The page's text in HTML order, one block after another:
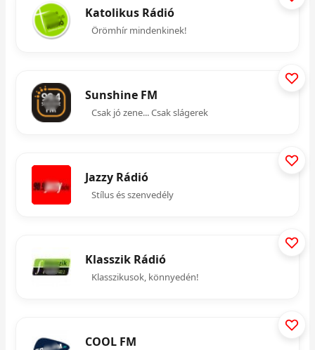
Katolikus Rádió
Örömhír mindenkinek!
Sunshine FM
Csak jó zene... Csak slágerek
Jazzy Rádió
Stílus és szenvedély
Klasszik Rádió
Klasszikusok, könnyedén!
COOL FM